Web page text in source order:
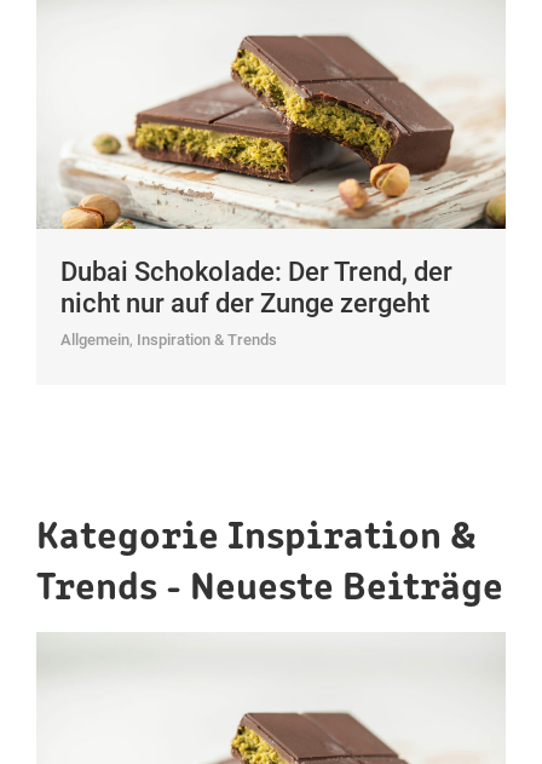
Dubai Schokolade: Der Trend, der
nicht nur auf der Zunge zergeht
Allgemein, Inspiration & Trends
Kategorie Inspiration &
Trends - Neueste Beiträge